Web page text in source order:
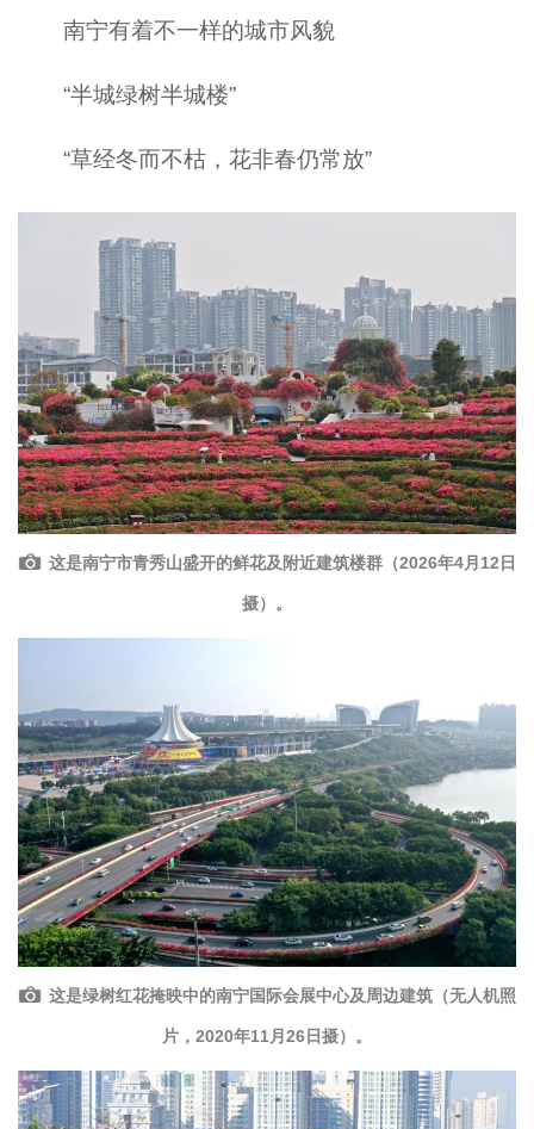
南宁有着不一样的城市风貌
“半城绿树半城楼”
“草经冬而不枯，花非春仍常放”
这是南宁市青秀山盛开的鲜花及附近建筑楼群（2026年4月12日
摄）。
这是绿树红花掩映中的南宁国际会展中心及周边建筑（无人机照
片，2020年11月26日摄）。